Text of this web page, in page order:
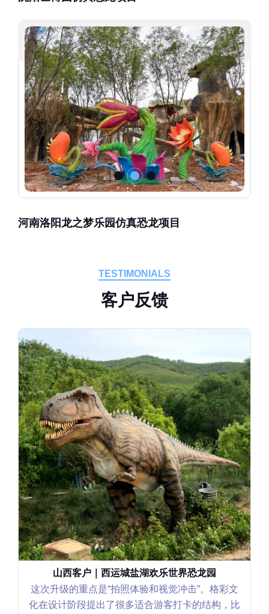
河南洛阳龙之梦乐园仿真恐龙项目
TESTIMONIALS
客户反馈
山西客户｜西运城盐湖欢乐世界恐龙园
这次升级的重点是“拍照体验和视觉冲击”。格彩文
化在设计阶段提出了很多适合游客打卡的结构，比